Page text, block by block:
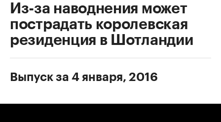
Из-за наводнения может
пострадать королевская
резиденция в Шотландии
Выпуск за 4 января, 2016